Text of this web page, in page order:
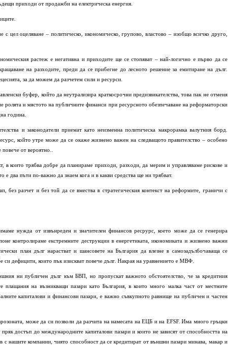
приходи от продажби на електрическа енергия.
с цел оцеляване – политическо, икономическо, групово, властово – изобщо всичко друго,
растеж е негативна и приходите ще се стопяват – най-логично е първо да се
на разходите, преди да се прибегне до лесното решение за емитиране на дълг.
за да можем да разчетем сили и ресурси.
буфер, който да неутрализира краткосрочни предизвикателства, това пак не отменя
и мястото на публичните финанси при ресурсното обезпечаване на реформаторски
година.
и законодатели приемат като неизменна политическа макрорамка валутния борд.
който утре може да се окаже жизнено важен на следващото правителство – особено
от вероятно..
в които трябва добре да планираме приходи, разходи, да мерим и управляваме рискове и
два пъти по-важно да знаем кога и в какви средства ще ни трябват.
без разчет и без той да се вмества в стратегическия контекст на реформите, граничи с
нужда от извънреден и значителен финансов ресрурс, което може да се генерира
контролираме екстремните деструкции в енергетиката, икономиката и жизнено важни
план дълг нарастват и шансовете на България да влезне в самозадълбочаваща се
си дефицити, които пък изискват повече дълг. Накрая на уравнението е МВФ.
ни публичен дълг към БВП, но пропускат важното обстоятелство, че за кредитния
плащания на възникващи пазари като България, в които много малка част от местните
капиталови и финансови пазари, е важно съвкупното равнище на публичен и частен
може да си позволи да разчита на намесата на ЕЦБ и на EFSF. Има много гръцки
достъп до международните капиталови пазари и които не зависят от способността на
с нашите компании, чиято способност да се кредитират от външни пазари минава, макар и